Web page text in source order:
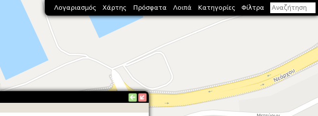
Λογαριασμός Χάρτης Πρόσφατα Λοιπά Κατηγορίες Φίλτρα